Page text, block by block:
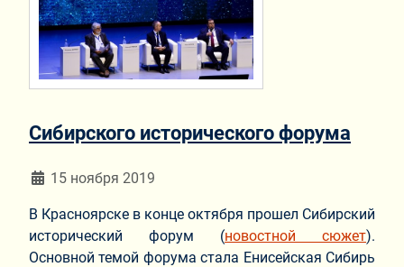
Сибирского исторического форума
Информация о материале
15 ноября 2019
В Красноярске в конце октября прошел Сибирский
исторический форум (новостной сюжет).
Основной темой форума стала Енисейская Сибирь